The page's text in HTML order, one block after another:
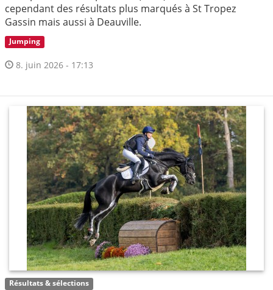
cependant des résultats plus marqués à St Tropez
Gassin mais aussi à Deauville.
Jumping
8. juin 2026 - 17:13
Résultats & sélections